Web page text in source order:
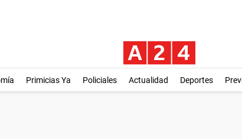
Primicias Ya Policiales Actualidad Deportes